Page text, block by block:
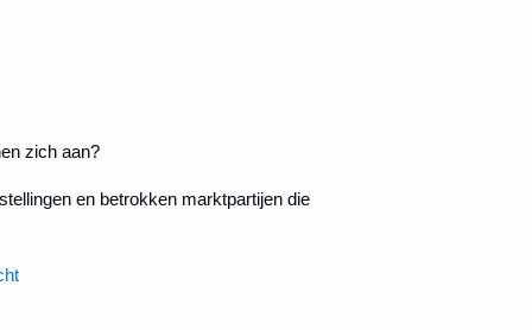
zich aan?
en betrokken marktpartijen die